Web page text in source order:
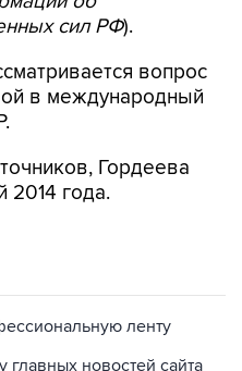
вопрос
Гордеева
новостей сайта
в официальном